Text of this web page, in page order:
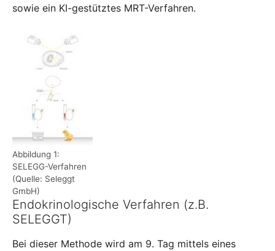
sowie ein KI-gestütztes MRT-Verfahren.
Show larger version
Abbildung 1:
SELEGG-Verfahren
(Quelle: Seleggt
GmbH)
Endokrinologische Verfahren (z.B.
SELEGGT)
Bei dieser Methode wird am 9. Tag mittels eines